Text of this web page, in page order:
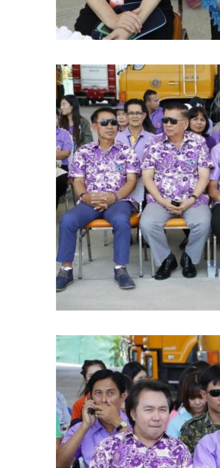
เปลี่ยนแปลงประกาศเชิญชวน
ประกาศขายทอดตลาดทรัพย์สินประจำปี
ประกาศกำหนดอายุการใช้งานของสินทรัพย์ขององ
คู่มือการปฏิบัติงานฝ่ายทะเบียนพัสดุและทรัพย์สิน
การประเมินความพึงพอใจของการดำเนินงาน อบจ.
ขั้นตอนและวิธีการชำระภาษีฯ
แบบฟอร์มการชำระภาษีฯ
การบริการแบบเบ็ดเสร็จ (One Stop Service)
หนังสือสั่งการ
สรุปผลการปฏิบัติงานประจำเดือน GPS
ระเบียบพัสดุฯ การจัดซื้อจัดจ้าง
ITA : การประเมินคุณธรรมและความโปร่งใสในการ
การจัดการความรู้ (KM)
ข้อระเบียบและกฎหมาย
มาตรฐานการปฏิบัติงาน
แผนพัฒนาท้องถิ่น ของอบจ.สุพรรณบุรี